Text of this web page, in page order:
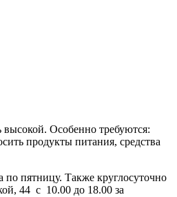
высокой. Особенно требуются:
продукты питания, средства
пятницу. Также круглосуточно
44 с 10.00 до 18.00 за